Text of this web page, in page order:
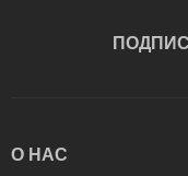
О НАС